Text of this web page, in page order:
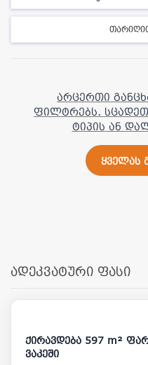
არცერთი
ფილტრებს. სცადეთ
ტიპის ან
ყველას
ადეკვატური ფასი
ქირავდება 597 m²
ვაკეში